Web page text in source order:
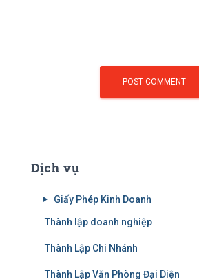
Dịch vụ
Giấy Phép Kinh Doanh
Thành lập doanh nghiệp
Thành Lập Chi Nhánh
Thành Lập Văn Phòng Đại Diện